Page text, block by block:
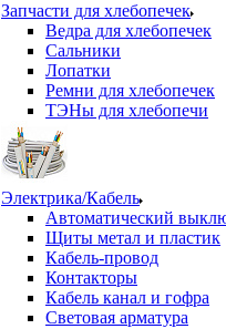
Запчасти для хлебопечек
Ведра для хлебопечек
Сальники
Лопатки
Ремни для хлебопечек
ТЭНы для хлебопечи
Электрика/Кабель
Автоматический
Щиты метал и пластик
Кабель-провод
Контакторы
Кабель канал и гофра
Световая арматура